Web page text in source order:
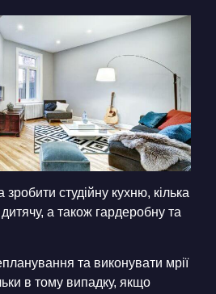
студійну кухню, кілька
а також гардеробну та
та виконувати мрії
в тому випадку, якщо